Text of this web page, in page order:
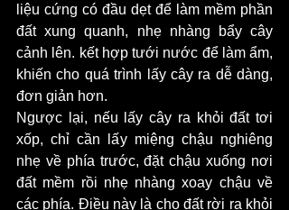
liệu cứng có đầu dẹt để làm mềm phần
đất xung quanh, nhẹ nhàng bẩy cây
cảnh lên. kết hợp tưới nước để làm ẩm,
khiến cho quá trình lấy cây ra dễ dàng,
đơn giản hơn.
Ngược lại, nếu lấy cây ra khỏi đất tơi
xốp, chỉ cần lấy miệng chậu nghiêng
nhẹ về phía trước, đặt chậu xuống nơi
đất mềm rồi nhẹ nhàng xoay chậu về
các phía. Điều này là cho đất rời ra khỏi